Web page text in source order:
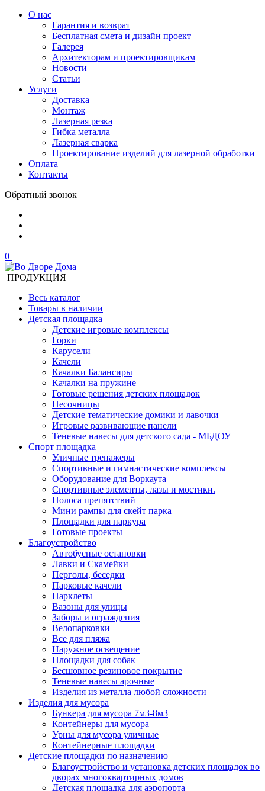
О нас
Гарантия и возврат
Бесплатная смета и дизайн проект
Галерея
Архитекторам и проектировщикам
Новости
Статьи
Услуги
Доставка
Монтаж
Лазерная резка
Гибка металла
Лазерная сварка
Проектирование изделий для лазерной обработки
Оплата
Контакты
Обратный звонок
0
ПРОДУКЦИЯ
Весь каталог
Товары в наличии
Детская площадка
Детские игровые комплексы
Горки
Карусели
Качели
Качалки Балансиры
Качалки на пружине
Готовые решения детских площадок
Песочницы
Детские тематические домики и лавочки
Игровые развивающие панели
Теневые навесы для детского сада - МБДОУ
Спорт площадка
Уличные тренажеры
Спортивные и гимнастические комплексы
Оборудование для Воркаута
Спортивные элементы, лазы и мостики.
Полоса препятствий
Мини рампы для скейт парка
Площадки для паркура
Готовые проекты
Благоустройство
Автобусные остановки
Лавки и Скамейки
Перголы, беседки
Парковые качели
Парклеты
Вазоны для улицы
Заборы и ограждения
Велопарковки
Все для пляжа
Наружное освещение
Площадки для собак
Бесшовное резиновое покрытие
Теневые навесы арочные
Изделия из металла любой сложности
Изделия для мусора
Бункера для мусора 7м3-8м3
Контейнеры для мусора
Урны для мусора уличные
Контейнерные площадки
Детские площадки по назначению
Благоустройство и установка детских площадок во
дворах многоквартирных домов
Детская площадка для аэропорта